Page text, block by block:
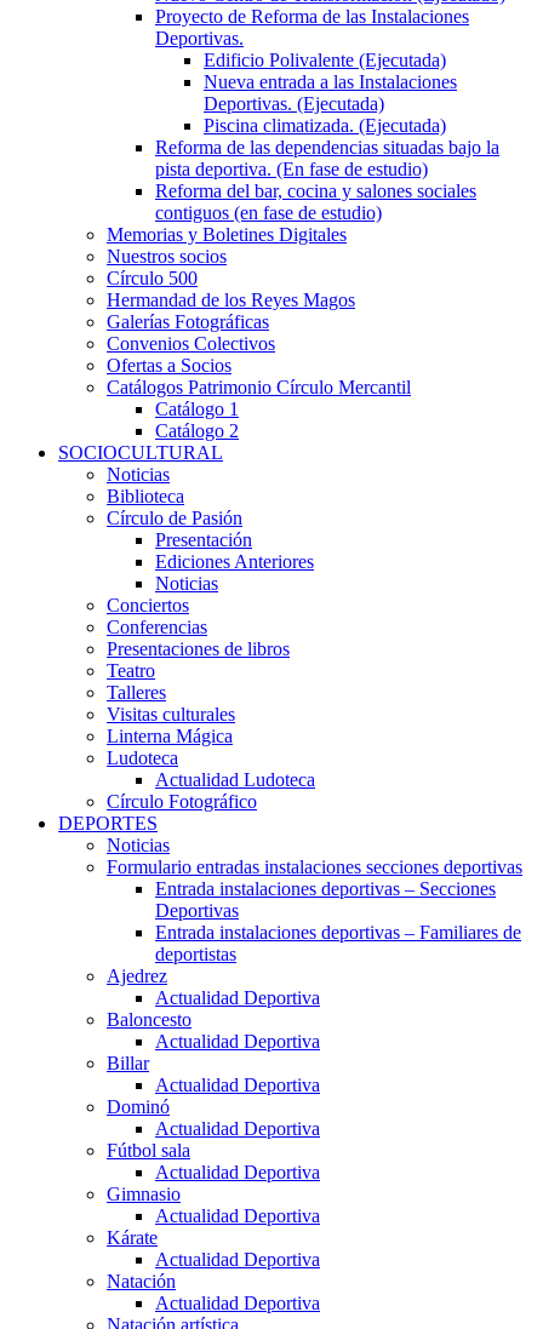
Proyecto de Reforma de las Instalaciones
Deportivas.
Edificio Polivalente (Ejecutada)
Nueva entrada a las Instalaciones
Deportivas. (Ejecutada)
Piscina climatizada. (Ejecutada)
Reforma de las dependencias situadas bajo la
pista deportiva. (En fase de estudio)
Reforma del bar, cocina y salones sociales
contiguos (en fase de estudio)
Memorias y Boletines Digitales
Nuestros socios
Círculo 500
Hermandad de los Reyes Magos
Galerías Fotográficas
Convenios Colectivos
Ofertas a Socios
Catálogos Patrimonio Círculo Mercantil
Catálogo 1
Catálogo 2
SOCIOCULTURAL
Noticias
Biblioteca
Círculo de Pasión
Presentación
Ediciones Anteriores
Noticias
Conciertos
Conferencias
Presentaciones de libros
Teatro
Talleres
Visitas culturales
Linterna Mágica
Ludoteca
Actualidad Ludoteca
Círculo Fotográfico
DEPORTES
Noticias
Formulario entradas instalaciones secciones deportivas
Entrada instalaciones deportivas – Secciones
Deportivas
Entrada instalaciones deportivas – Familiares de
deportistas
Ajedrez
Actualidad Deportiva
Baloncesto
Actualidad Deportiva
Billar
Actualidad Deportiva
Dominó
Actualidad Deportiva
Fútbol sala
Actualidad Deportiva
Gimnasio
Actualidad Deportiva
Kárate
Actualidad Deportiva
Natación
Actualidad Deportiva
Natación artística